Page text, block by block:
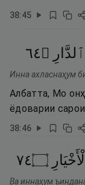
38:45
ٱلدَّارِ ۝٤٦
Инна ахласнаҳум
Албатта, Мо
ёдоварии
38:46
۝٤٧
Ва иннаҳум